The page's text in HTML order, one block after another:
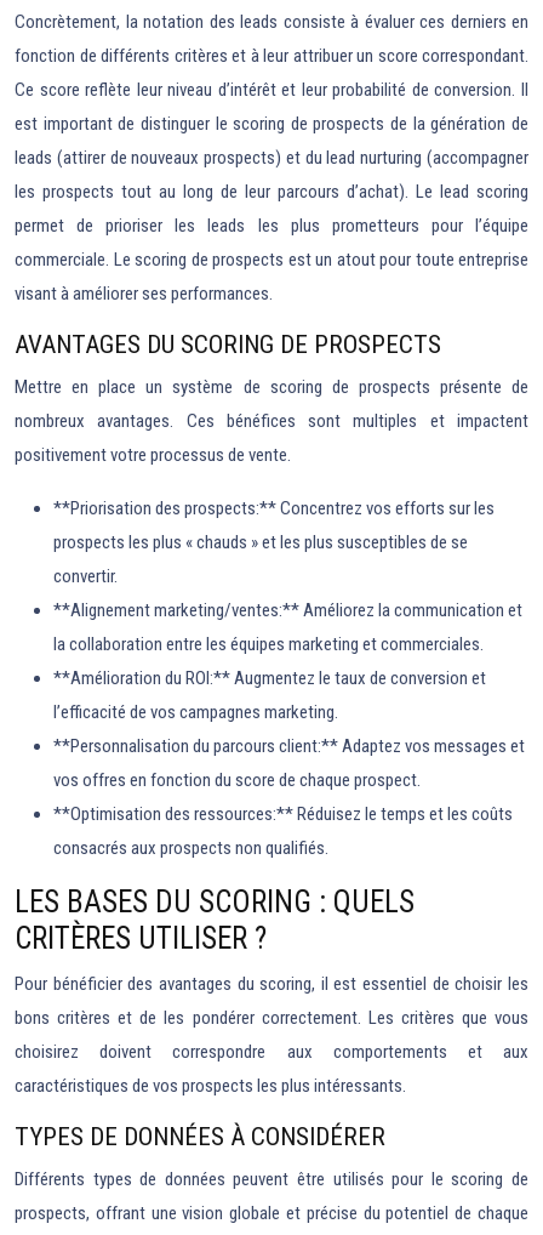
Concrètement, la notation des leads consiste à évaluer ces derniers en
fonction de différents critères et à leur attribuer un score correspondant.
Ce score reflète leur niveau d’intérêt et leur probabilité de conversion. Il
est important de distinguer le scoring de prospects de la génération de
leads (attirer de nouveaux prospects) et du lead nurturing (accompagner
les prospects tout au long de leur parcours d’achat). Le lead scoring
permet de prioriser les leads les plus prometteurs pour l’équipe
commerciale. Le scoring de prospects est un atout pour toute entreprise
visant à améliorer ses performances.
AVANTAGES DU SCORING DE PROSPECTS
Mettre en place un système de scoring de prospects présente de
nombreux avantages. Ces bénéfices sont multiples et impactent
positivement votre processus de vente.
**Priorisation des prospects:** Concentrez vos efforts sur les
prospects les plus « chauds » et les plus susceptibles de se
convertir.
**Alignement marketing/ventes:** Améliorez la communication et
la collaboration entre les équipes marketing et commerciales.
**Amélioration du ROI:** Augmentez le taux de conversion et
l’efficacité de vos campagnes marketing.
**Personnalisation du parcours client:** Adaptez vos messages et
vos offres en fonction du score de chaque prospect.
**Optimisation des ressources:** Réduisez le temps et les coûts
consacrés aux prospects non qualifiés.
LES BASES DU SCORING : QUELS
CRITÈRES UTILISER ?
Pour bénéficier des avantages du scoring, il est essentiel de choisir les
bons critères et de les pondérer correctement. Les critères que vous
choisirez doivent correspondre aux comportements et aux
caractéristiques de vos prospects les plus intéressants.
TYPES DE DONNÉES À CONSIDÉRER
Différents types de données peuvent être utilisés pour le scoring de
prospects, offrant une vision globale et précise du potentiel de chaque